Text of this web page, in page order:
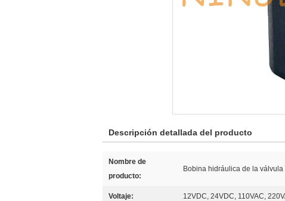
Descripción detallada del producto
Nombre de
producto:
Bobina hidráulica de la
Voltaje: 12VDC, 24VDC, 110VAC,